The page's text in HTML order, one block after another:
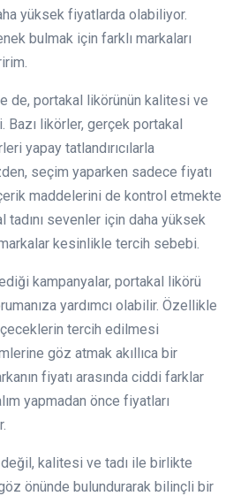
yüksek fiyatlarda olabiliyor.
bulmak için farklı markaları
de, portakal likörünün kalitesi ve
Bazı likörler, gerçek portakal
yapay tatlandırıcılarla
seçim yaparken sadece fiyatı
maddelerini de kontrol etmekte
tadını sevenler için daha yüksek
kesinlikle tercih sebebi.
kampanyalar, portakal likörü
yardımcı olabilir. Özellikle
tercih edilmesi
göz atmak akıllıca bir
fiyatı arasında ciddi farklar
yapmadan önce fiyatları
kalitesi ve tadı ile birlikte
önünde bulundurarak bilinçli bir